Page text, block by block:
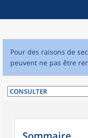
Pour des raisons de
peuvent ne pas être